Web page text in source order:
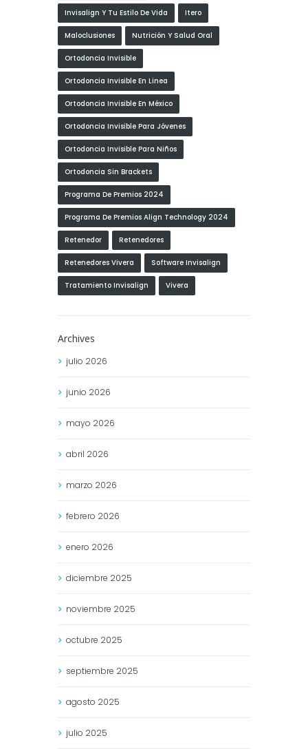
Invisalign Y Tu Estilo De Vida Itero
Maloclusiones Nutrición Y Salud Oral
Ortodoncia Invisible
Ortodoncia Invisible En Linea
Ortodoncia Invisible En México
Ortodoncia Invisible Para Jóvenes
Ortodoncia Invisible Para Niños
Ortodoncia Sin Brackets
Programa De Premios 2024
Programa De Premios Align Technology 2024
Retenedor Retenedores
Retenedores Vivera Software Invisalign
Tratamiento Invisalign Vivera
Archives
julio 2026
junio 2026
mayo 2026
abril 2026
marzo 2026
febrero 2026
enero 2026
diciembre 2025
noviembre 2025
octubre 2025
septiembre 2025
agosto 2025
julio 2025